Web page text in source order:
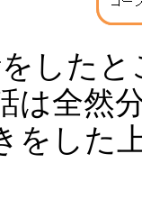
したと
は全然
をした